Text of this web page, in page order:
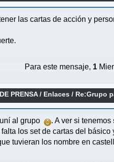
las cartas de acción y
Para este mensaje, 1
PRENSA/ Enlaces / Re:Grupo
uní al grupo
. A ver si
los set de cartas del
tuvieran los nombre en